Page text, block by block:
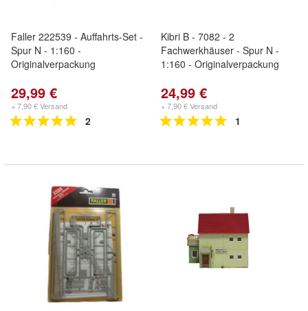
Faller 222539 - Auffahrts-Set -
Spur N - 1:160 -
Originalverpackung
29,99 €
+ 7,90 € Versand
2
Kibri B - 7082 - 2
Fachwerkhäuser - Spur N -
1:160 - Originalverpackung
24,99 €
+ 7,90 € Versand
1